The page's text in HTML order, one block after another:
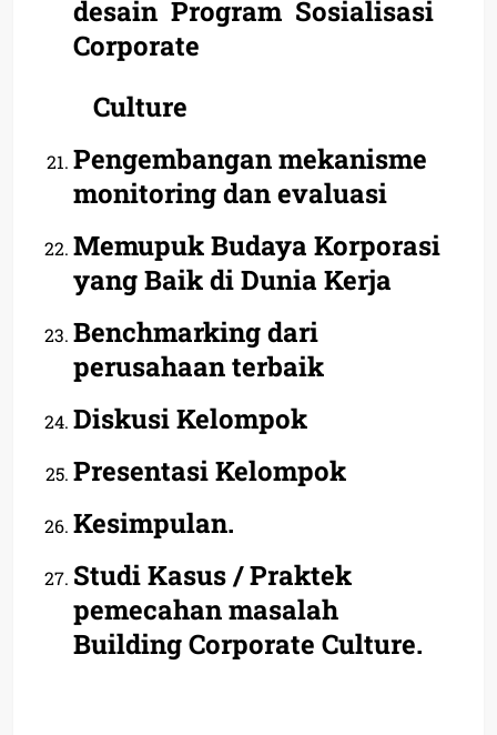
desain Program Sosialisasi
Corporate
Culture
Pengembangan mekanisme
monitoring dan evaluasi
Memupuk Budaya Korporasi
yang Baik di Dunia Kerja
Benchmarking dari
perusahaan terbaik
Diskusi Kelompok
Presentasi Kelompok
Kesimpulan.
Studi Kasus / Praktek
pemecahan masalah
Building Corporate Culture.